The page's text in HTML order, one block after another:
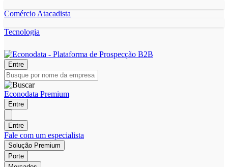
Comércio Atacadista
Tecnologia
Entre
Econodata Premium
Entre
Entre
Fale com um especialista
Solução Premium
Porte